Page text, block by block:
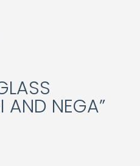
AND NEGA”